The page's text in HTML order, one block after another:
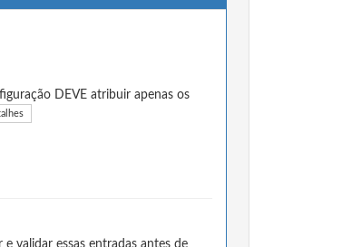
DEVE atribuir apenas os
validar essas entradas antes de